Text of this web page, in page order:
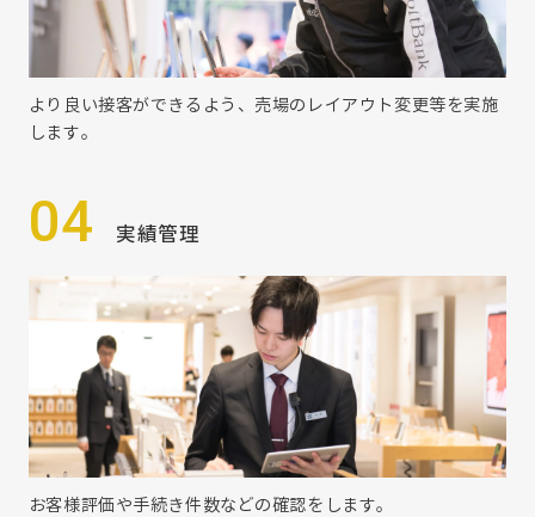
より良い接客ができるよう、売場のレイアウト変更等を実施
します。
04 実績管理
お客様評価や手続き件数などの確認をします。